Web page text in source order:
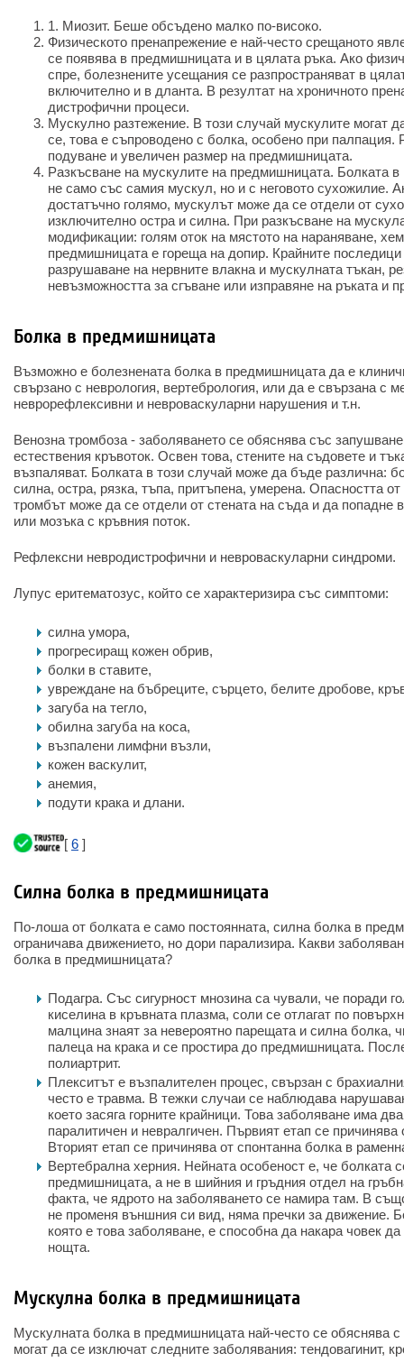
1. Миозит. Беше обсъдено малко по-високо.
Физическото пренапрежение е най-често срещаното
се появява в предмишницата и в цялата ръка. Ако
спре, болезнените усещания се разпространяват в
включително и в дланта. В резултат на хроничното
дистрофични процеси.
Мускулно разтежение. В този случай мускулите могат
се, това е съпроводено с болка, особено при палпация.
подуване и увеличен размер на предмишницата.
Разкъсване на мускулите на предмишницата. Болката
не само със самия мускул, но и с неговото сухожилие.
достатъчно голямо, мускулът може да се отдели от
изключително остра и силна. При разкъсване на
модификации: голям оток на мястото на нараняване,
предмишницата е гореща на допир. Крайните
разрушаване на нервните влакна и мускулната тъкан,
невъзможността за сгъване или изправяне на ръката и
Болка в предмишницата
Възможно е болезнената болка в предмишницата да е
свързано с неврология, вертебрология, или да е свързана с
неврорефлексивни и невроваскуларни нарушения и т.н.
Венозна тромбоза - заболяването се обяснява със
естествения кръвоток. Освен това, стените на съдовете и
възпаляват. Болката в този случай може да бъде различна:
силна, остра, рязка, тъпа, притъпена, умерена. Опасността от
тромбът може да се отдели от стената на съда и да попадне
или мозъка с кръвния поток.
Рефлексни невродистрофични и невроваскуларни синдроми.
Лупус еритематозус, който се характеризира със симптоми:
силна умора,
прогресиращ кожен обрив,
болки в ставите,
увреждане на бъбреците, сърцето, белите дробове,
загуба на тегло,
обилна загуба на коса,
възпалени лимфни възли,
кожен васкулит,
анемия,
подути крака и длани.
[ 6 ]
Силна болка в предмишницата
По-лоша от болката е само постоянната, силна болка в
ограничава движението, но дори парализира. Какви
болка в предмишницата?
Подагра. Със сигурност мнозина са чували, че поради
киселина в кръвната плазма, соли се отлагат по
малцина знаят за невероятно парещата и силна болка,
палеца на крака и се простира до предмишницата.
полиартрит.
Плекситът е възпалителен процес, свързан с
често е травма. В тежки случаи се наблюдава
което засяга горните крайници. Това заболяване има
паралитичен и невралгичен. Първият етап се
Вторият етап се причинява от спонтанна болка в
Вертебрална херния. Нейната особеност е, че болката
предмишницата, а не в шийния и гръдния отдел на
факта, че ядрото на заболяването се намира там. В
не променя външния си вид, няма пречки за движение.
която е това заболяване, е способна да накара човек да
нощта.
Мускулна болка в предмишницата
Мускулната болка в предмишницата най-често се обяснява с
могат да се изключат следните заболявания: тендовагинит,